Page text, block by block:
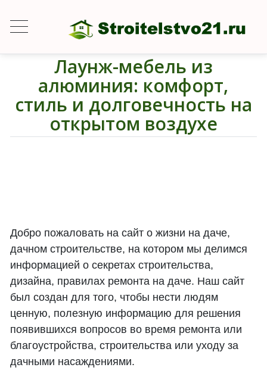
Лаунж-мебель из
алюминия: комфорт,
стиль и долговечность на
открытом воздухе
Добро пожаловать на сайт о жизни на даче,
дачном строительстве, на котором мы делимся
информацией о секретах строительства,
дизайна, правилах ремонта на даче. Наш сайт
был создан для того, чтобы нести людям
ценную, полезную информацию для решения
появившихся вопросов во время ремонта или
благоустройства, строительства или уходу за
дачными насаждениями.